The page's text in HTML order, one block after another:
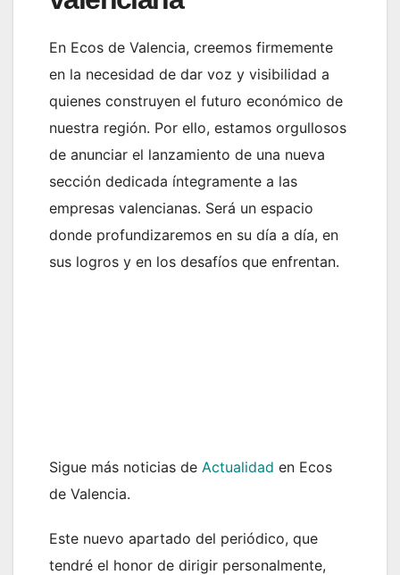
En Ecos de Valencia, creemos firmemente
en la necesidad de dar voz y visibilidad a
quienes construyen el futuro económico de
nuestra región. Por ello, estamos orgullosos
de anunciar el lanzamiento de una nueva
sección dedicada íntegramente a las
empresas valencianas. Será un espacio
donde profundizaremos en su día a día, en
sus logros y en los desafíos que enfrentan.
Sigue más noticias de Actualidad en Ecos
de Valencia.
Este nuevo apartado del periódico, que
tendré el honor de dirigir personalmente,